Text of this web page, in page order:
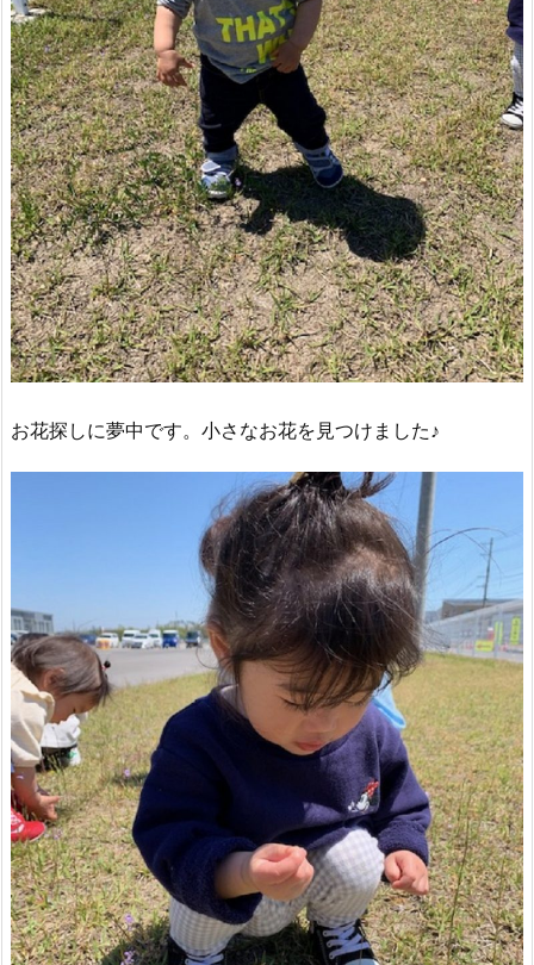
お花探しに夢中です。小さなお花を見つけました♪